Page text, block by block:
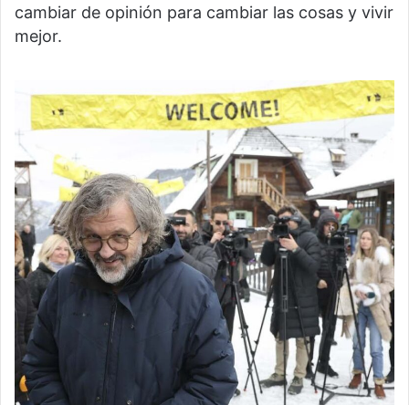
cambiar de opinión para cambiar las cosas y vivir
mejor.